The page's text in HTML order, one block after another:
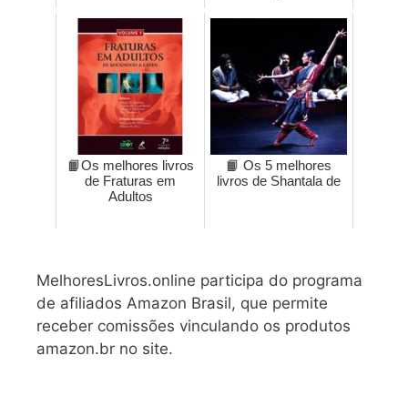
📙Os melhores livros
de Fraturas em
Adultos
📙 Os 5 melhores
livros de Shantala de
MelhoresLivros.online participa do programa
de afiliados Amazon Brasil, que permite
receber comissões vinculando os produtos
amazon.br no site.